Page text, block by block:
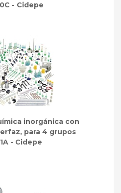
- Cidepe
inorgánica con
para 4 grupos
- Cidepe